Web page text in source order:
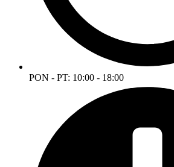
PON - PT: 10:00 - 18:00